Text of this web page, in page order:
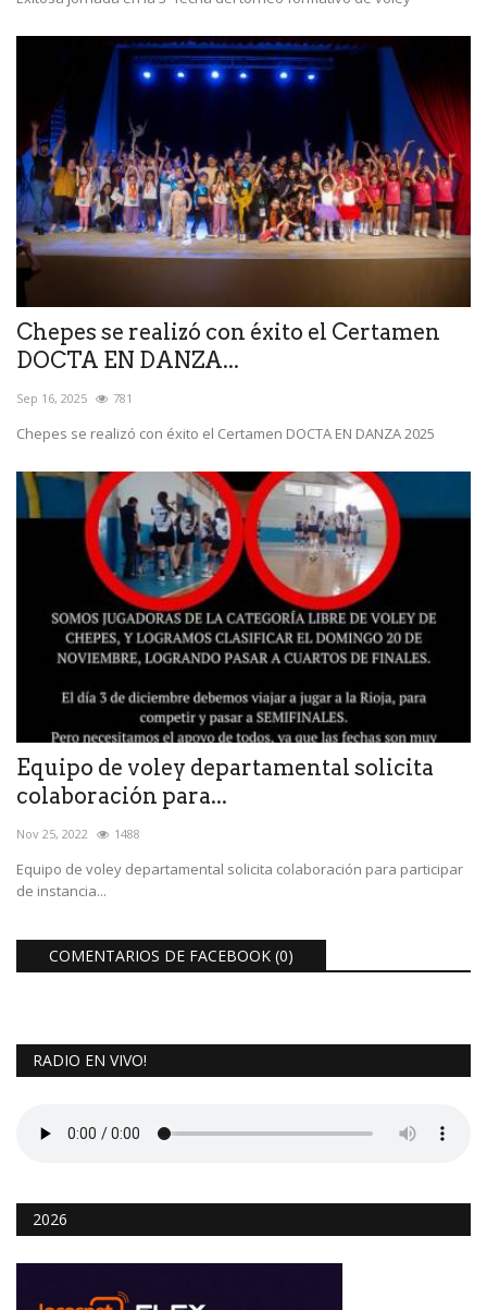
Chepes se realizó con éxito el Certamen
DOCTA EN DANZA...
Sep 16, 2025 781
Chepes se realizó con éxito el Certamen DOCTA EN DANZA 2025
Equipo de voley departamental solicita
colaboración para...
Nov 25, 2022 1488
Equipo de voley departamental solicita colaboración para participar
de instancia...
COMENTARIOS DE FACEBOOK (0)
RADIO EN VIVO!
2026